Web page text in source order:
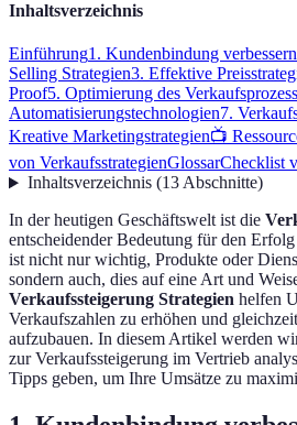
Inhaltsverzeichnis
Einführung1. Kundenbindung verbessern
Selling Strategien3. Effektive
Proof5. Optimierung des
Automatisierungstechnologien7.
Kreative Marketingstrategien📺
von VerkaufsstrategienGlossarChecklist
Inhaltsverzeichnis(13Abschnitte)
In der heutigen Geschäftswelt ist die
entscheidender Bedeutung für den
ist nicht nur wichtig, Produkte oder
sondern auch, dies auf eine Art und
Verkaufssteigerung Strategien helfen
Verkaufszahlen zu erhöhen und
aufzubauen. In diesem Artikel werden
zur Verkaufssteigerung im Vertrieb
Tipps geben, um Ihre Umsätze zu